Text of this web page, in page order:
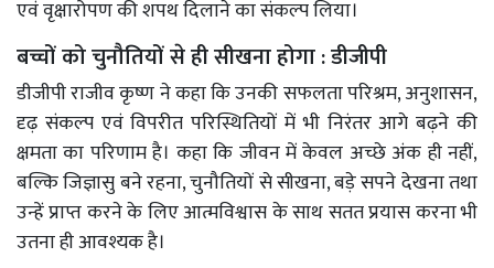
एवं वृक्षारोपण की शपथ दिलाने का संकल्प लिया।
बच्चों को चुनौतियों से ही सीखना होगा : डीजीपी
डीजीपी राजीव कृष्ण ने कहा कि उनकी सफलता परिश्रम, अनुशासन,
दृढ़ संकल्प एवं विपरीत परिस्थितियों में भी निरंतर आगे बढ़ने की
क्षमता का परिणाम है। कहा कि जीवन में केवल अच्छे अंक ही नहीं,
बल्कि जिज्ञासु बने रहना, चुनौतियों से सीखना, बड़े सपने देखना तथा
उन्हें प्राप्त करने के लिए आत्मविश्वास के साथ सतत प्रयास करना भी
उतना ही आवश्यक है।